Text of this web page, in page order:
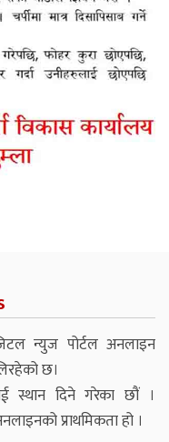
न्युज पोर्टल अनलाइन
छ।
स्थान दिने गरेका छौं ।
प्राथमिकता हो ।